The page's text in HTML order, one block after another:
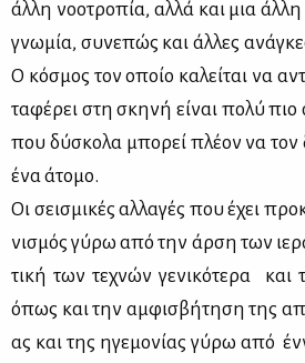
άλ­λη νο­ο­τρο­πία, αλ­λά και μια
γνω­μία, συ­νε­πώς και άλ­λες
Ο κό­σμος τον οποίο κα­λεί­ται να
τα­φέ­ρει στη σκη­νή εί­ναι πο­λύ πιο
που δύ­σκο­λα μπο­ρεί πλέ­ον να τον
ένα άτο­μο.
Οι σει­σμι­κές αλ­λα­γές που έχει
νι­σμός γύ­ρω από την άρ­ση των
τι­κή των τε­χνών γε­νι­κό­τε­ρα και
όπως και την αμ­φι­σβή­τη­ση της
ας και της ηγε­μο­νί­ας γύ­ρω από